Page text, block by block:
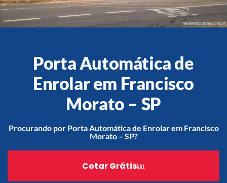
Contato
Acessórios
Automatização
Portão de Garagem de
Enrolar em Teresópolis – RJ
Enrolar em São Pedro da
Porta Automática de
Enrolar em Francisco
Morato – SP
Procurando por Porta Automática de Enrolar em Francisco
Morato – SP?
Cotar Grátis